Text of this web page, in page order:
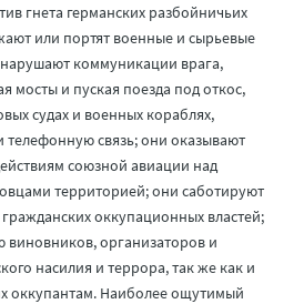
гнета германских разбойничьих
или портят военные и сырьевые
коммуникации врага,
мосты и пуская поезда под откос,
судах и военных кораблях,
телефонную связь; они оказывают
союзной авиации над
территорией; они саботируют
оккупационных властей;
виновников, организаторов и
насилия и террора, так же как и
оккупантам. Наиболее ощутимый